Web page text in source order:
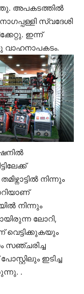
അപകടത്തിൽ
സ്വദേശി
ഇന്ന്
നിന്നും
നിന്നും
ലോറി,
വെട്ടിക്കുകയും
സഞ്ചരിച്ച
ഇടിച്ച
.